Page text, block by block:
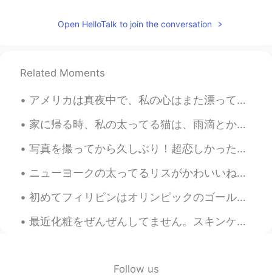
ENPHTL JP
ら、PIPはflexedで、DIPはextendedです
はflexedです。 こんな名前は理学療法士じ
ゃなくても、普通にわかりますか？日本で
は？
Koji 2021.08.15 04:05
とてもいいところですね！！行きたーい😊
palm tree 2021.08.15 03:59
JP EN
Open HelloTalk to join the conversation
Related Moments
アメリカは真夜中で、私の心はまた漂ってる。 最近色々ジブリの映画を見たところです。ここまですべてが気に入った。先週末「耳をすませば」を見ました。 大人になると、恋に落ちるのが難しくなると思い...
家に帰る時、私の太ってる猫は、雨滴とか、落ち葉とか、飛んでいる鳥とか、通り過ぎる車とか、または歩いている人をほとんどいつもまじめに見てます。何かを見ています。多分私が見ることができないものを見て...
写真を撮ってから久しぶり！超恋しかった！最近、仕事の後、家に帰る前時、リラックスのために近所のこの部分に座って、噴水とアヒルを見てます。今日はカメラと三脚を持参することにしました。 日の一番美...
ニューヨークの太ってるリスがかわいいね！ 友達はリスの写真を撮ってる私の写真を撮りました。笑 Does it make any sense? My friend took a photo o...
初めてフィリピンはオリンピックのゴールドを勝った！本当に嬉しくて感情がおふれてる！😭😭😭東京で勝った！嬉しい！！！ 私の生涯では起こらないと思いきや！ 間違って、よかったです！😭😭😭 フィリ...
最近化粧をぜんぜんしてません。スキンケアについて興味を持って来ました。韓国のスキンケアをよく使い始めました。アメリカのスキンケア製品よりより効果的だと思います。日本で有名なスキンケア品は何ですか...
Follow us